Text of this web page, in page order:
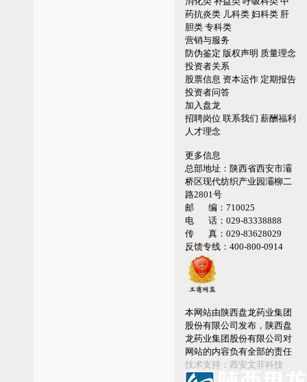
药抗炎类 儿科类 妇科类 肝
胆类 专科类
营销与服务
防伪鉴定 版权声明 质量理念
投资者关系
股票信息 资本运作 定期报告
投资者问答
加入盘龙
招聘岗位 联系我们 薪酬福利
人才理念
更多信息
总部地址： 陕西省西安市灞
桥区现代纺织产业园灞柳二
路2801号
邮 编： 710025
电 话： 029-83338888
传 真： 029-83628029
反馈专线： 400-800-0914
本网站由陕西盘龙药业集团
股份有限公司发布，陕西盘
龙药业集团股份有限公司对
网站的内容负有全部的责任
技术支持：西安文菲科技